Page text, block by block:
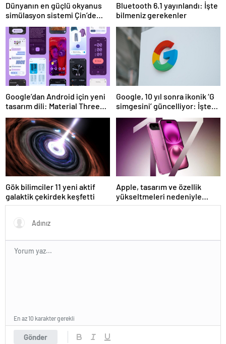
Dünyanın en güçlü okyanus
simülasyon sistemi Çin’de
faaliyete geçiyor
Bluetooth 6.1 yayınlandı: İşte
bilmeniz gerekenler
Google’dan Android için yeni
tasarım dili: Material Three
Google, 10 yıl sonra ikonik ‘G
simgesini’ güncelliyor: İşte
Gök bilimciler 11 yeni aktif
galaktik çekirdek keşfetti
Apple, tasarım ve özellik
yükseltmeleri nedeniyle
iPhone 17 fiyatlarını artırabilir
Gönder
En az 10 karakter gerekli